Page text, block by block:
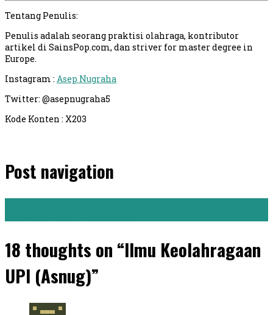
Tentang Penulis:
Penulis adalah seorang praktisi olahraga, kontributor
artikel di SainsPop.com, dan striver for master degree in
Europe.
Instagram : Asep Nugraha
Twitter: @asepnugraha5
Kode Konten : X203
Post navigation
18 thoughts on “Ilmu Keolahragaan
UPI (Asnug)”